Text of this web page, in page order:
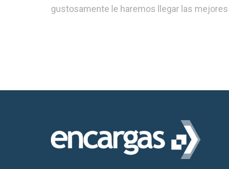
gustosamente le haremos llegar las